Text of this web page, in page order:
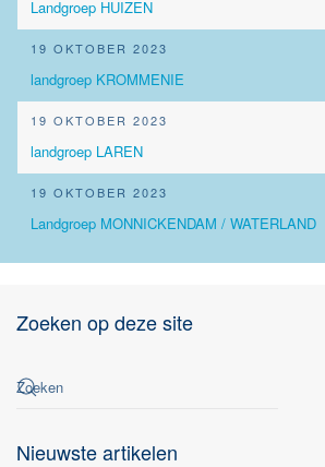
Landgroep HUIZEN
19 OKTOBER 2023
landgroep KROMMENIE
19 OKTOBER 2023
landgroep LAREN
19 OKTOBER 2023
Landgroep MONNICKENDAM / WATERLAND
Zoeken op deze site
Nieuwste artikelen